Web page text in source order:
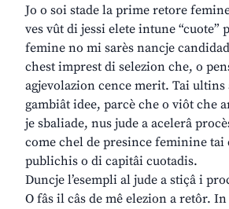
Jo o soi stade la prime retore
ves vût di jessi elete intune “cuote”
femine no mi sarès nancje
chest imprest di selezion che, o
agjevolazion cence merit. Tai ultins
gambiât idee, parcè che o viôt che
je sbaliade, nus jude a acelerâ
come chel de presince feminine tai
publichis o di capitâi cuotadis.
Duncje l’esempli al jude a stiçâ i
O fâs il câs de mê elezion a retôr.